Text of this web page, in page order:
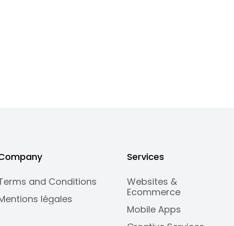
and Conditions
légales
Services
Websites &
Ecommerce
Mobile Apps